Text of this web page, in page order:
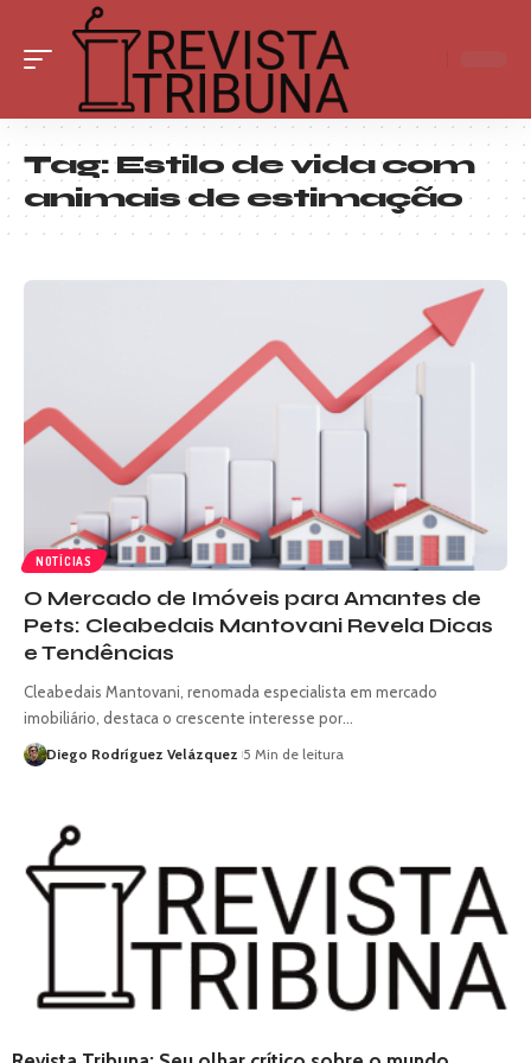
Tag:Estilo de vida com
animais de estimação
NOTÍCIAS
O Mercado de Imóveis para Amantes de
Pets: Cleabedais Mantovani Revela Dicas
e Tendências
Cleabedais Mantovani, renomada especialista em mercado
imobiliário, destaca o crescente interesse por…
Diego Rodríguez Velázquez 5 Min de leitura